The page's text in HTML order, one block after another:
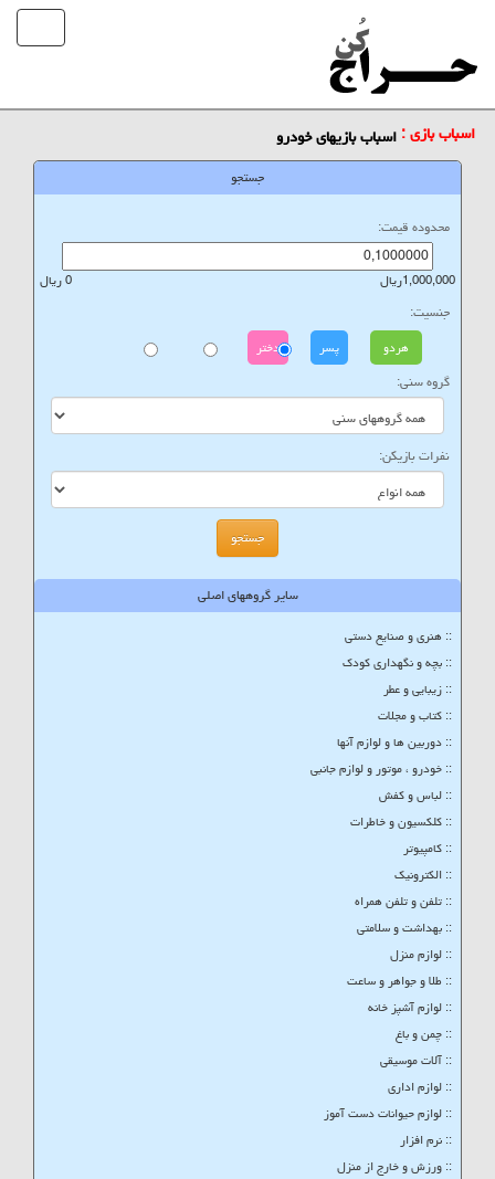
اسباب بازی :اسباب بازیهای خودرو
جستجو
محدوده قیمت:
1,000,000ریال 0 ریال
جنسیت:
هردو پسر دختر
گروه سنی:
نفرات بازیکن:
سایر گروههای اصلی
:: هنری و صنایع دستی
:: بچه و نگهداری کودک
:: زیبایی و عطر
:: کتاب و مجلات
:: دوربین ها و لوازم آنها
:: خودرو ، موتور و لوازم جانبی
:: لباس و کفش
:: کلکسیون و خاطرات
:: کامپیوتر
:: الکترونیک
:: تلفن و تلفن همراه
:: بهداشت و سلامتی
:: لوازم منزل
:: طلا و جواهر و ساعت
:: لوازم آشپز خانه
:: چمن و باغ
:: آلات موسیقی
:: لوازم اداری
:: لوازم حیوانات دست آموز
:: نرم افزار
:: ورزش و خارج از منزل